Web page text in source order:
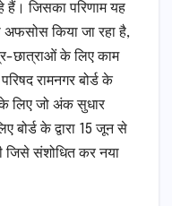
हैं। जिसका परिणाम यह
अफसोस किया जा रहा है,
छात्राओं के लिए काम
रामनगर बोर्ड के
के लिए जो अंक सुधार
बोर्ड के द्वारा 15 जून से
संशोधित कर नया